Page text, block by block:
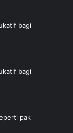
bagi
bagi
pak